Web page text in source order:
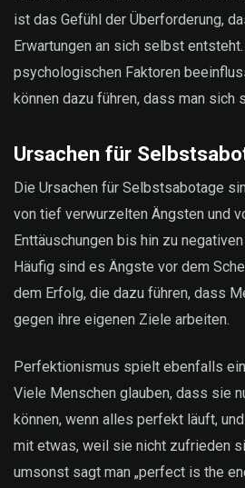
ist das Gefühl der Überforderung,
Erwartungen an sich selbst
psychologischen Faktoren
können dazu führen, dass man sich
Ursachen für
Die Ursachen für Selbstsabotage
von tief verwurzelten Ängsten und
Enttäuschungen bis hin zu
Häufig sind es Ängste vor dem
dem Erfolg, die dazu führen, dass
gegen ihre eigenen Ziele arbeiten.
Perfektionismus spielt ebenfalls
Viele Menschen glauben, dass sie
können, wenn alles perfekt läuft,
mit etwas, weil sie nicht zufrieden
umsonst sagt man „perfect is the